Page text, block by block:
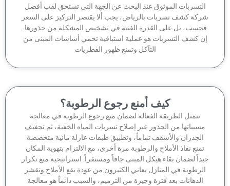
الموثوق عند البحث عن الجهة التي تستحق لقب أفضل
كشف تسربات بالرياض، يجب ألا يقتصر التركيز على السعر
بل على القدرة الفنية في تشخيص المشكلة من جذورها.
كشف التسربات هو عملية استباقية تحمي أساسات المبنى من
التآكل وتمنع ظهور الفطريات
كيف أمنع رجوع الرطوبة؟
تتمثل الطريقة الفعالة لضمان منع رجوع الرطوبة في معالجة
من الجذور عبر إصلاح تسربات المياه الخفية، ثم تجفيف
الجدران والأسقف تماماً، وتطبيق طبقات عازلة مائية متخصصة
تمنع نفاذ الأملاح والرطوبة مرة أخرى، مع الالتزام بتهوية المكان
لضمان بقاء هيكل المبنى جافاً ومستقراً. استراتيجية منع تكرار
في المنازل يعاني الكثيرون من عودة بقع الأملاح وتقشر
الدهانات بعد فترة وجيزة من الترميم، والسبب دائماً هو معالجة